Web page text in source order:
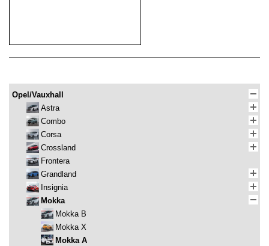
Opel/Vauxhall
Astra
Combo
Corsa
Crossland
Frontera
Grandland
Insignia
Mokka
Mokka B
Mokka X
Mokka A